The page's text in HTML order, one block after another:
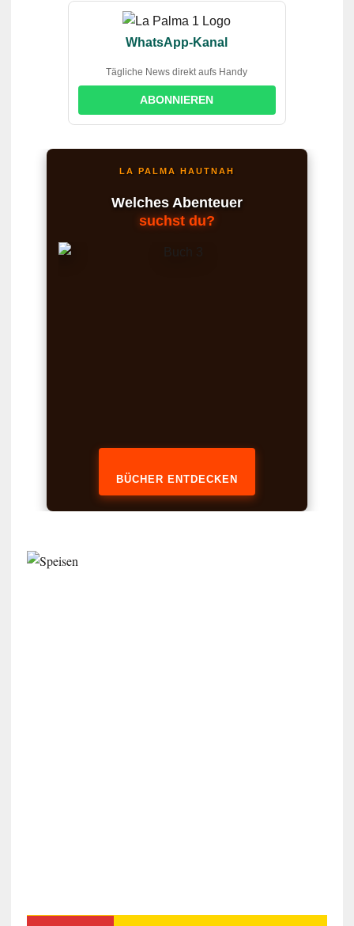
WhatsApp-Kanal
Tägliche News direkt aufs Handy
ABONNIEREN
LA PALMA HAUTNAH
Welches Abenteuer
suchst du?
BÜCHER ENTDECKEN